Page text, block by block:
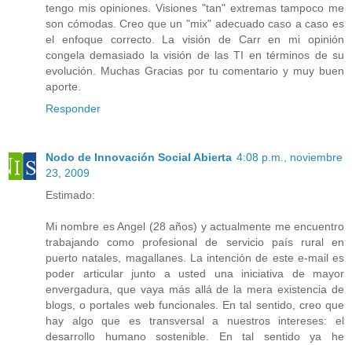
tengo mis opiniones. Visiones "tan" extremas tampoco me
son cómodas. Creo que un "mix" adecuado caso a caso es
el enfoque correcto. La visión de Carr en mi opinión
congela demasiado la visión de las TI en términos de su
evolución. Muchas Gracias por tu comentario y muy buen
aporte.
Responder
Nodo de Innovación Social Abierta 4:08 p.m., noviembre
23, 2009
Estimado:
Mi nombre es Angel (28 años) y actualmente me encuentro
trabajando como profesional de servicio país rural en
puerto natales, magallanes. La intención de este e-mail es
poder articular junto a usted una iniciativa de mayor
envergadura, que vaya más allá de la mera existencia de
blogs, o portales web funcionales. En tal sentido, creo que
hay algo que es transversal a nuestros intereses: el
desarrollo humano sostenible. En tal sentido ya he